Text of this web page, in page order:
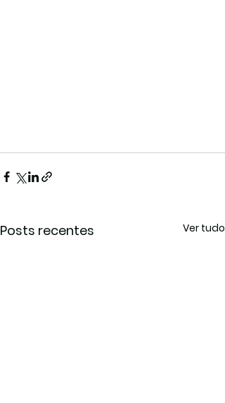
Posts recentes Ver tudo